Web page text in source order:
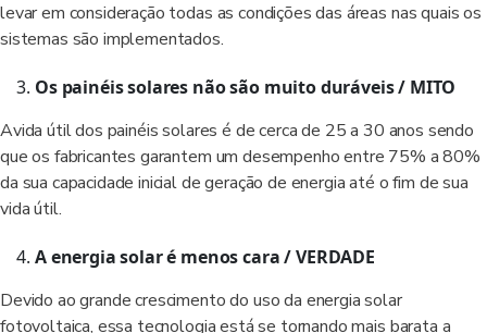
levar em consideração todas as condições das áreas nas quais os
sistemas são implementados.
Os painéis solares não são muito duráveis/ MITO
Avida útil dos painéis solares é de cerca de 25 a 30 anos sendo
que os fabricantes garantem um desempenho entre 75% a 80%
da sua capacidade inicial de geração de energia até o fim de sua
vida útil.
A energia solar é menos cara / VERDADE
Devido ao grande crescimento do uso da energia solar
fotovoltaica, essa tecnologia está se tornando mais barata a